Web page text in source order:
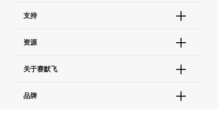
订单支持
现货供应中心
支持
联系我们 - 400 820 8982
查找文件&证书
资源
促销
社交媒体
关于赛默飞
招聘
品牌